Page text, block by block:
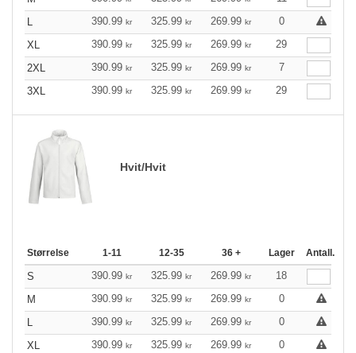
L
390.99 kr 325.99 kr 269.99 kr
0
XL
390.99 kr 325.99 kr 269.99 kr
29
2XL
390.99 kr 325.99 kr 269.99 kr
7
3XL
390.99 kr 325.99 kr 269.99 kr 29
Hvit/Hvit
Størrelse 1-11 12-35 36 + Lager Antall.
S 390.99 kr 325.99 kr 269.99 kr
18
M
390.99 kr 325.99 kr 269.99 kr
0
L
390.99 kr 325.99 kr 269.99 kr
0
XL
390.99 kr 325.99 kr 269.99 kr
0